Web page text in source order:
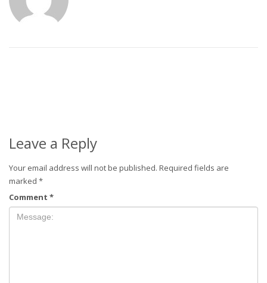
Leave a Reply
Your email address will not be published. Required fields are
marked *
Comment *